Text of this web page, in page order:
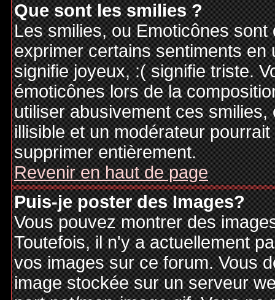
Que sont les smilies ?
Les smilies, ou Emoticônes
exprimer certains sentiments
signifie joyeux, :( signifie triste.
émoticônes lors de la
utiliser abusivement ces
illisible et un modérateur
supprimer entièrement.
Revenir en haut de page
Puis-je poster des Images?
Vous pouvez montrer des
Toutefois, il n'y a actuellement
vos images sur ce forum. Vous
image stockée sur un serveur